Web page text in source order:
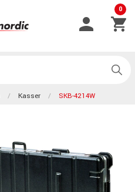
0
Kasser SKB-4214W